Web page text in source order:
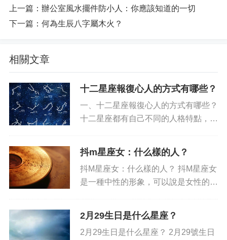
上一篇： 辦公室風水擺件防小人：你應該知道的一切
下一篇： 何為生辰八字屬木火？
相關文章
十二星座報復心人的方式有哪些？
一、十二星座報復心人的方式有哪些？
十二星座都有自己不同的人格特點，當
氣。每一種星座采取的方式也不一樣，
他們會有不同的方式來表達...
抖m星座女：什么樣的人？
抖M星座女：什么樣的人？ 抖M星座女
是一種中性的形象，可以說是女性的象
灑脫、無拘無束、氣勢橫溢的女孩。在
一般的人群中，抖M星座女的...
2月29生日是什么星座？
2月29生日是什么星座？ 2月29號生日